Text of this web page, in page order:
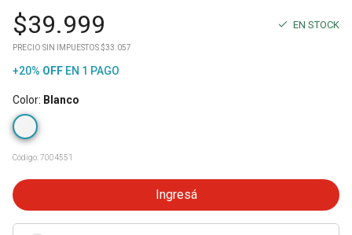
$39.999 EN STOCK
PRECIO SIN IMPUESTOS $33.057
+20% OFF EN 1 PAGO
Color: Blanco
Código:7004551
Ingresá